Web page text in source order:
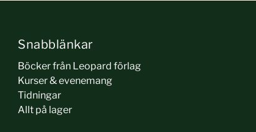
Snabblänkar
Böcker från Leopard förlag
Kurser & evenemang
Tidningar
Allt på lager